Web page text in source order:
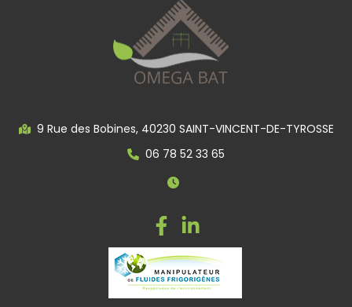
9 Rue des Bobines, 40230 SAINT-VINCENT-DE-TYROSSE
06 78 52 33 65